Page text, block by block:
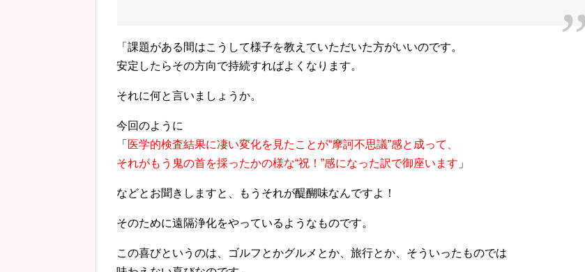
「課題がある間はこうして様子を教えていただいた方がいいのです。
安定したらその方向で持続すればよくなります。
それに何と言いましょうか。
今回のように
「 医学的検査結果に凄い変化を見たことが“摩訶不思議”感と成って、
それがもう鬼の首を採ったかの様な“祝！”感になった訳で御座います 」
などとお聞きしますと、もうそれが醍醐味なんですよ！
そのために遠隔浄化をやっているようなものです。
この喜びというのは、ゴルフとかグルメとか、旅行とか、そういったものでは